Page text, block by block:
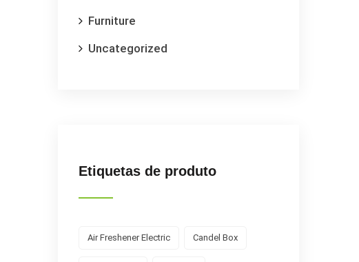
Furniture
Uncategorized
Etiquetas de produto
Air Freshener Electric Candel Box